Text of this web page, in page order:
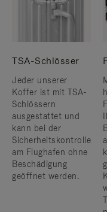
TSA-Schlösser
Jeder unserer
Koffer ist mit TSA-
Schlössern
ausgestattet und
kann bei der
Sicherheitskontrolle
am Flughafen ohne
Beschädigung
geöffnet werden.